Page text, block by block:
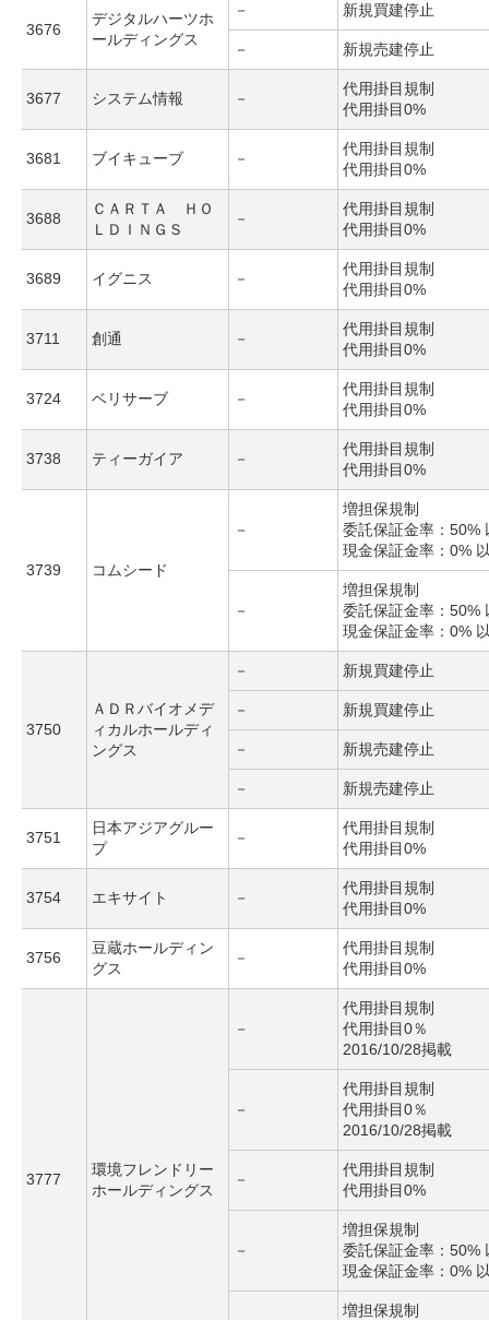
3676
デジタルハーツホ
ールディングス
－ 新規買建停止
－ 新規売建停止
3677 システム情報 －
代用掛目規制
代用掛目0%
3681 ブイキューブ －
代用掛目規制
代用掛目0%
3688
ＣＡＲＴＡ ＨＯ
ＬＤＩＮＧＳ
－
代用掛目規制
代用掛目0%
3689 イグニス －
代用掛目規制
代用掛目0%
3711 創通 －
代用掛目規制
代用掛目0%
3724 ベリサーブ －
代用掛目規制
代用掛目0%
3738 ティーガイア －
代用掛目規制
代用掛目0%
3739 コムシード
－
増担保規制
委託保証金率：50%
現金保証金率：0%
－
増担保規制
委託保証金率：50%
現金保証金率：0%
3750
ＡＤＲバイオメデ
ィカルホールディ
ングス
－ 新規買建停止
－ 新規買建停止
－ 新規売建停止
－ 新規売建停止
3751
日本アジアグルー
プ
－
代用掛目規制
代用掛目0%
3754 エキサイト －
代用掛目規制
代用掛目0%
3756
豆蔵ホールディン
グス
－
代用掛目規制
代用掛目0%
3777
環境フレンドリー
ホールディングス
－
代用掛目規制
代用掛目0％
2016/10/28掲載
－
代用掛目規制
代用掛目0％
2016/10/28掲載
－
代用掛目規制
代用掛目0%
－
増担保規制
委託保証金率：50%
現金保証金率：0%
増担保規制